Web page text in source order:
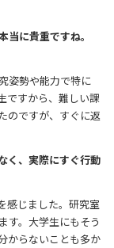
に貴重ですね。
姿勢や能力で特に
ですから、難しい課
のですが、すぐに返
く、実際にすぐ行動
感じました。研究室
す。大学生にもそう
からないことも多か